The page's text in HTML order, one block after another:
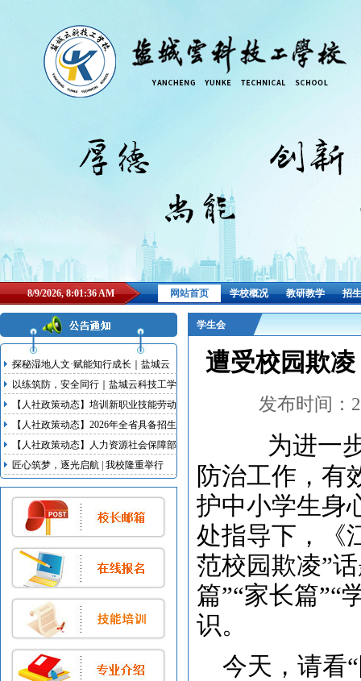
8/9/2026, 8:01:36 AM 网站首页 学校概况 教研教学 招
探秘湿地人文·赋能知行成长｜盐城云
科技工学校研学实践活动
以练筑防，安全同行｜盐城云科技工学
校开展地震、消防双应急疏散演练
【人社政策动态】培训新职业技能劳动
者不少于100万人次 江苏启动新职业新
岗位培育行动
【人社政策动态】2026年全省具备招生
资质技工院校名录发布
【人社政策动态】人力资源社会保障部
等5部门联合出台我国首部明确超龄劳
动者权益的专门规章
匠心筑梦，逐光启航 | 我校隆重举行
2026届毕业典礼暨实习欢送会
学生会
遭受校园欺
发布时间：
为进一
防治工作，有
护中小学生身
处指导下，《
范校园欺凌”
篇”“家长篇”“
识。
今天，请看